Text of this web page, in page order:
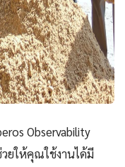
Observability
ยให้คุณใช้งานได้มี